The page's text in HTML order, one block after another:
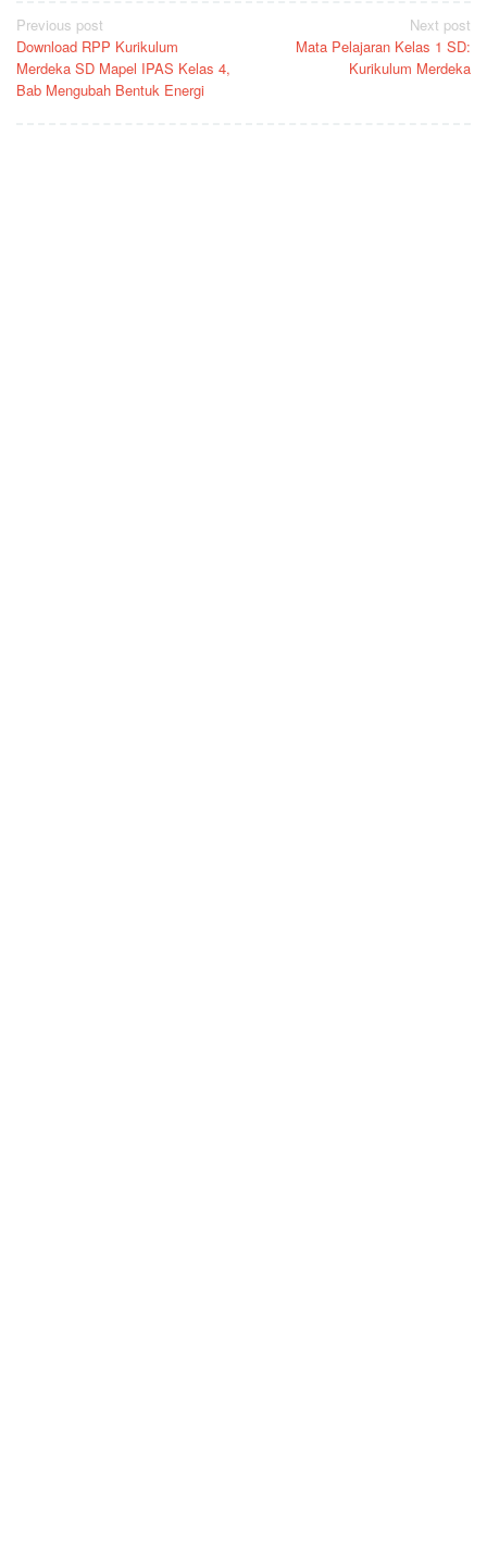
Post
navigation
Previous post
Download RPP Kurikulum
Merdeka SD Mapel IPAS Kelas 4,
Bab Mengubah Bentuk Energi
Next post
Mata Pelajaran Kelas 1 SD:
Kurikulum Merdeka